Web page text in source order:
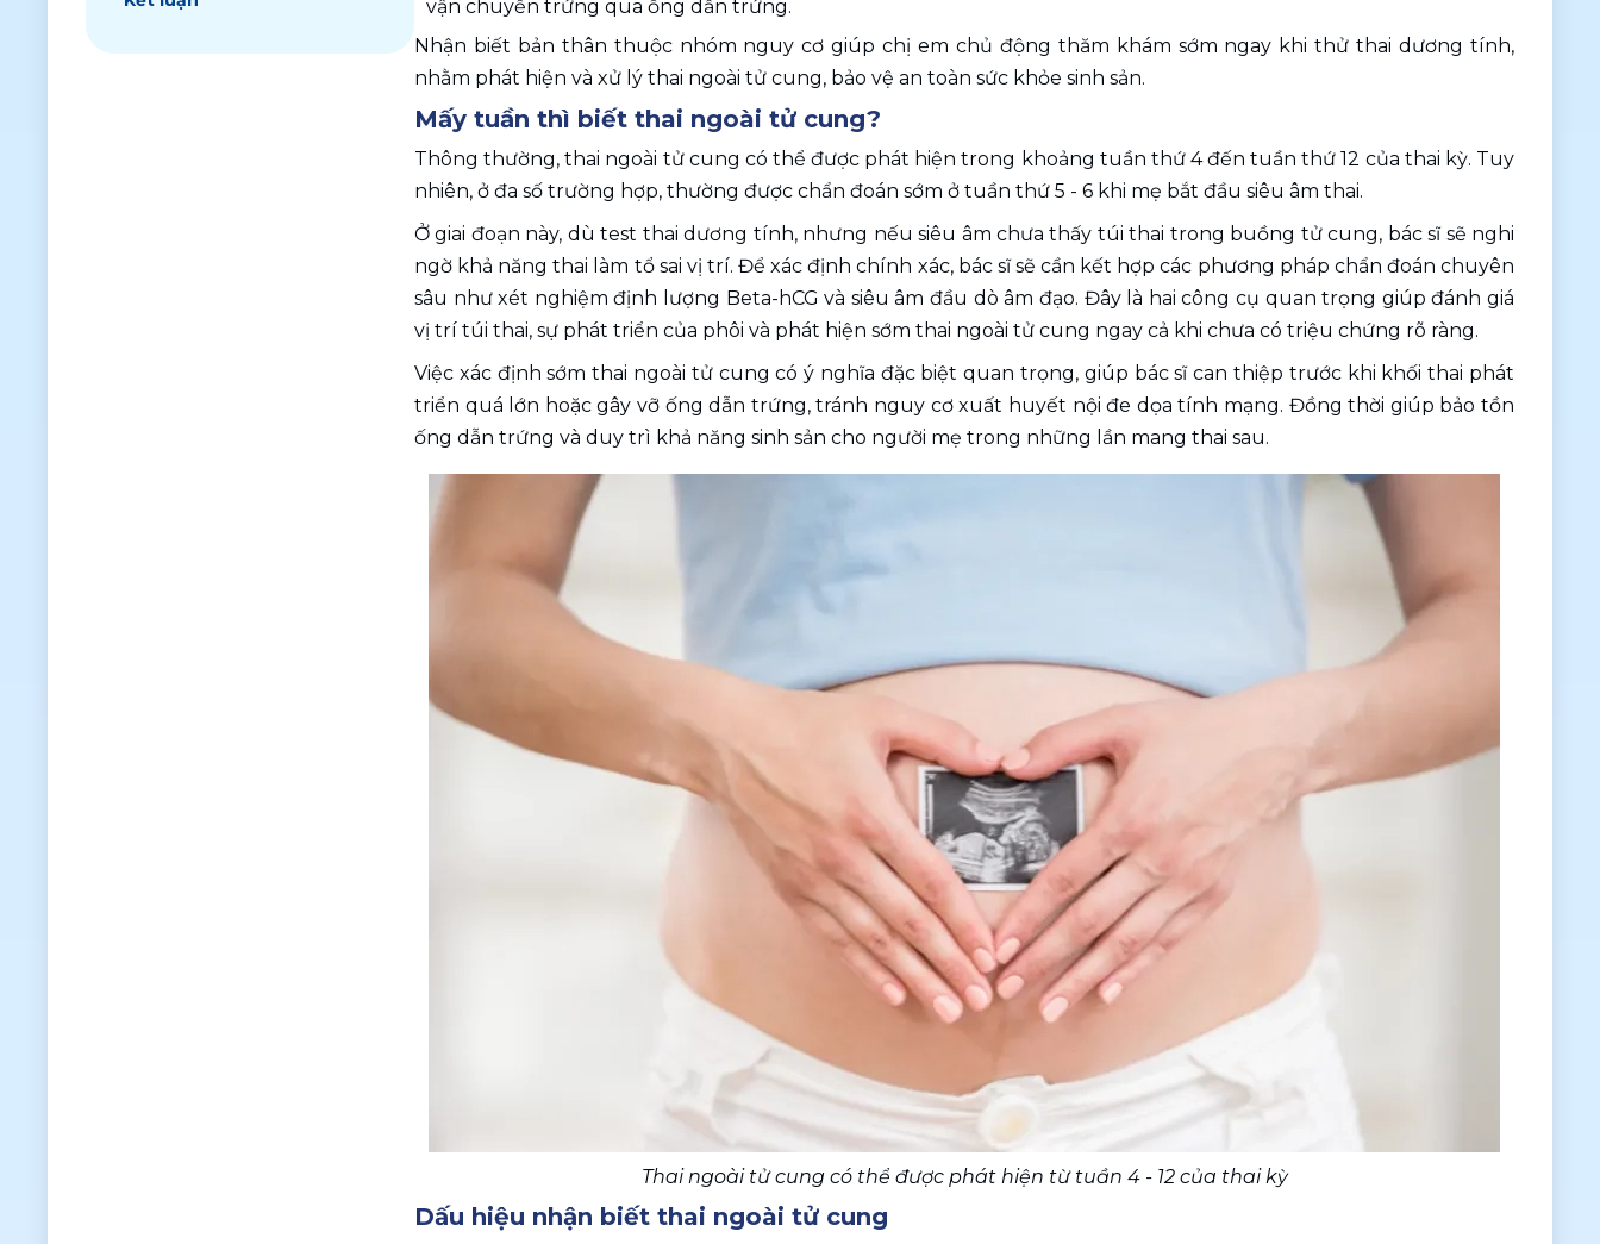
vận chuyển trứng qua ống dẫn trứng.
Nhận biết bản thân thuộc nhóm nguy cơ giúp chị em chủ động thăm khám sớm ngay khi thử thai dương tính,
nhằm phát hiện và xử lý thai ngoài tử cung, bảo vệ an toàn sức khỏe sinh sản.
Mấy tuần thì biết thai ngoài tử cung?
Thông thường, thai ngoài tử cung có thể được phát hiện trong khoảng tuần thứ 4 đến tuần thứ 12 của thai kỳ. Tuy
nhiên, ở đa số trường hợp, thường được chẩn đoán sớm ở tuần thứ 5 - 6 khi mẹ bắt đầu siêu âm thai.
Ở giai đoạn này, dù test thai dương tính, nhưng nếu siêu âm chưa thấy túi thai trong buồng tử cung, bác sĩ sẽ nghi
ngờ khả năng thai làm tổ sai vị trí. Để xác định chính xác, bác sĩ sẽ cần kết hợp các phương pháp chẩn đoán chuyên
sâu như xét nghiệm định lượng Beta-hCG và siêu âm đầu dò âm đạo. Đây là hai công cụ quan trọng giúp đánh giá
vị trí túi thai, sự phát triển của phôi và phát hiện sớm thai ngoài tử cung ngay cả khi chưa có triệu chứng rõ ràng.
Việc xác định sớm thai ngoài tử cung có ý nghĩa đặc biệt quan trọng, giúp bác sĩ can thiệp trước khi khối thai phát
triển quá lớn hoặc gây vỡ ống dẫn trứng, tránh nguy cơ xuất huyết nội đe dọa tính mạng. Đồng thời giúp bảo tồn
ống dẫn trứng và duy trì khả năng sinh sản cho người mẹ trong những lần mang thai sau.
Thai ngoài tử cung có thể được phát hiện từ tuần 4 - 12 của thai kỳ
Dấu hiệu nhận biết thai ngoài tử cung